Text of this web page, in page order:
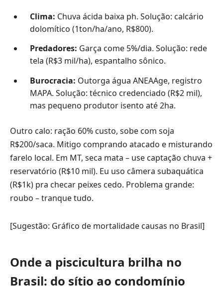
Clima: Chuva ácida baixa ph. Solução: calcário
dolomítico (1ton/ha/ano, R$800).
Predadores: Garça come 5%/dia. Solução: rede
tela (R$3 mil/ha), espantalho sônico.
Burocracia: Outorga água ANEAAge, registro
MAPA. Solução: técnico credenciado (R$2 mil),
mas pequeno produtor isento até 2ha.
Outro calo: ração 60% custo, sobe com soja
R$200/saca. Mitigo comprando atacado e misturando
farelo local. Em MT, seca mata – use captação chuva +
reservatório (R$10 mil). Eu uso câmera subaquática
(R$1k) pra checar peixes cedo. Problema grande:
roubo – tranque tudo.
[Sugestão: Gráfico de mortalidade causas no Brasil]
Onde a piscicultura brilha no
Brasil: do sítio ao condomínio